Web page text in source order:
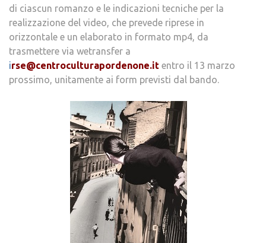
di ciascun romanzo e le indicazioni tecniche per la
realizzazione del video, che prevede riprese in
orizzontale e un elaborato in formato mp4, da
trasmettere via wetransfer a
irse@centroculturapordenone.it entro il 13 marzo
prossimo, unitamente ai form previsti dal bando.